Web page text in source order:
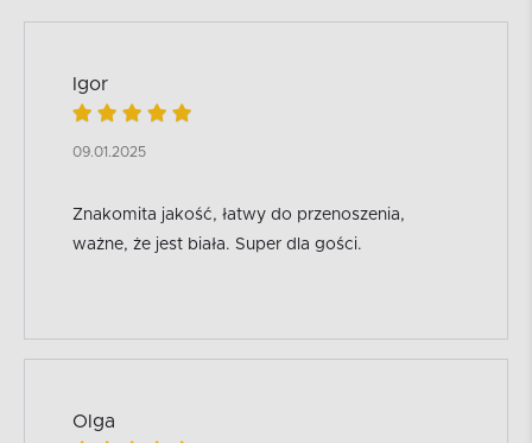
Igor
09.01.2025
Znakomita jakość, łatwy do przenoszenia,
ważne, że jest biała. Super dla gości.
Olga